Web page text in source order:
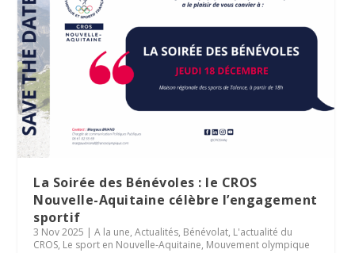
La Soirée des Bénévoles : le CROS
Nouvelle-Aquitaine célèbre l’engagement
sportif
3 Nov 2025 |A la une,Actualités, Bénévolat, L'actualité du
CROS, Le sport en Nouvelle-Aquitaine, Mouvement olympique